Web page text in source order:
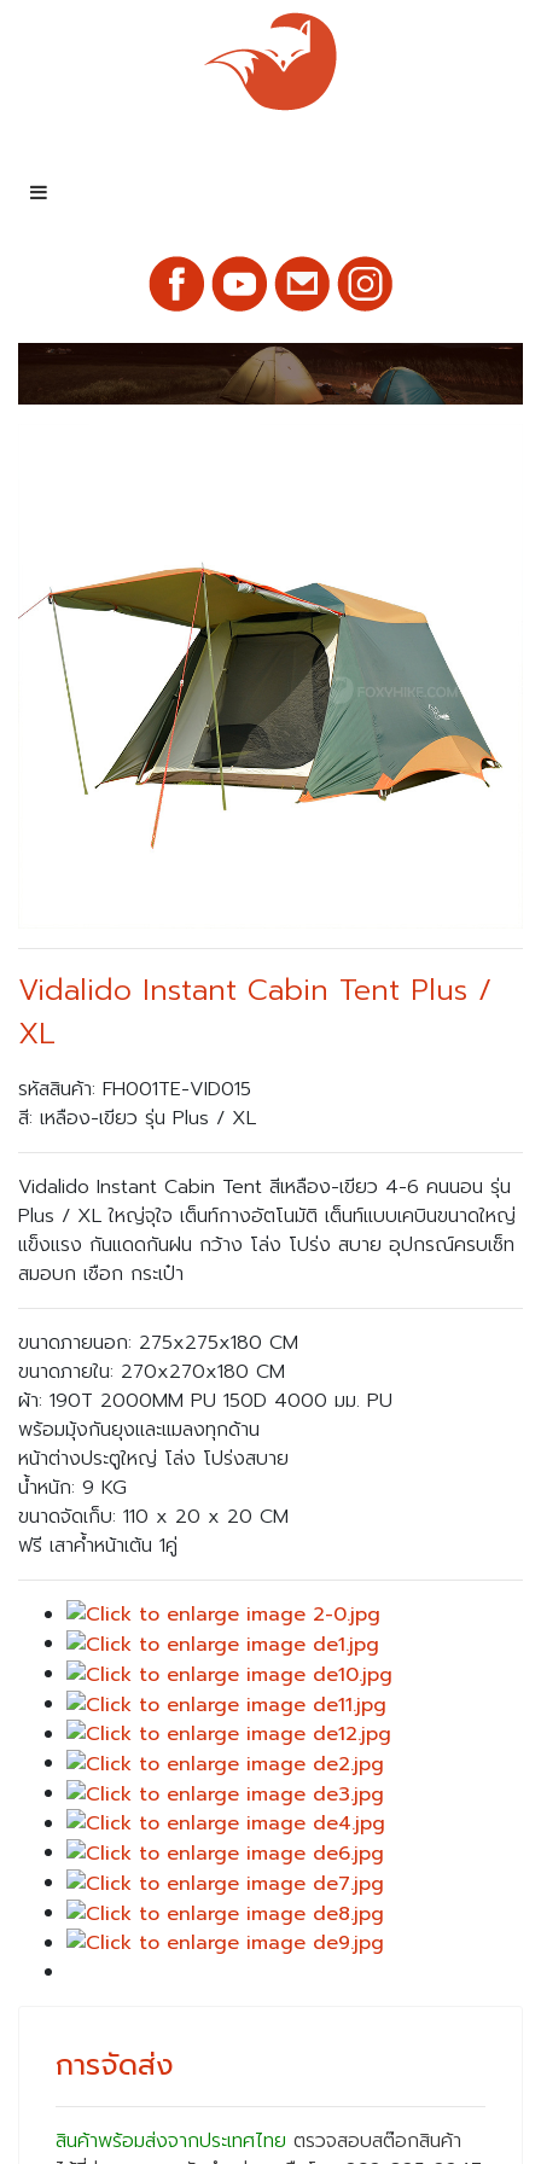
Vidalido Instant Cabin Tent Plus /
XL
รหัสสินค้า: FH001TE-VID015
สี: เหลือง-เขียว รุ่น Plus / XL
Vidalido Instant Cabin Tent สีเหลือง-เขียว 4-6 คนนอน รุ่น
Plus / XL ใหญ่จุใจ เต็นท์กางอัตโนมัติ เต็นท์แบบเคบินขนาดใหญ่
แข็งแรง กันแดดกันฝน กว้าง โล่ง โปร่ง สบาย อุปกรณ์ครบเซ็ท
สมอบก เชือก กระเป๋า
ขนาดภายนอก: 275x275x180 CM
ขนาดภายใน: 270x270x180 CM
ผ้า: 190T 2000MM PU 150D 4000 มม. PU
พร้อมมุ้งกันยุงและแมลงทุกด้าน
หน้าต่างประตูใหญ่ โล่ง โปร่งสบาย
น้ำหนัก: 9 KG
ขนาดจัดเก็บ: 110 x 20 x 20 CM
ฟรี เสาค้ำหน้าเต้น 1คู่
การจัดส่ง
สินค้าพร้อมส่งจากประเทศไทย ตรวจสอบสต๊อกสินค้า